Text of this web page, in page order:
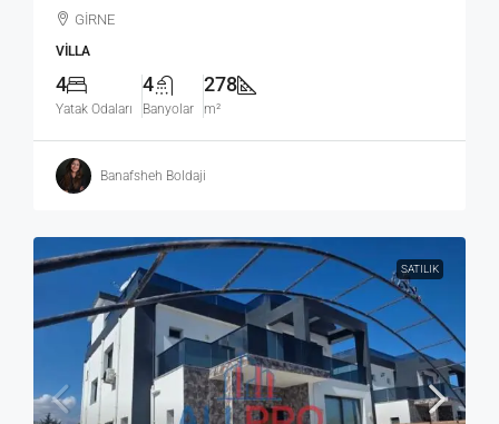
GİRNE
VILLA
4
Yatak Odaları
4
Banyolar
278
m²
Banafsheh Boldaji
SATILIK